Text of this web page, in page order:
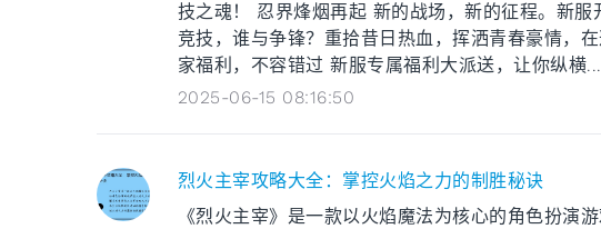
技之魂！ 忍界烽烟再起 新的战场，新的征程。新
竞技，谁与争锋？重拾昔日热血，挥洒青春豪情，
家福利，不容错过 新服专属福利大派送，让你纵横...
2025-06-15 08:16:50
烈火主宰攻略大全：掌控火焰之力的制胜秘诀
《烈火主宰》是一款以火焰魔法为核心的角色扮演